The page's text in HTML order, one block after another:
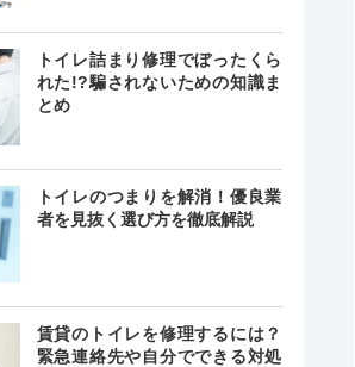
トイレ詰まり修理でぼったくら
れた!?騙されないための知識ま
とめ
トイレのつまりを解消！優良業
者を見抜く選び方を徹底解説
賃貸のトイレを修理するには？
緊急連絡先や自分でできる対処